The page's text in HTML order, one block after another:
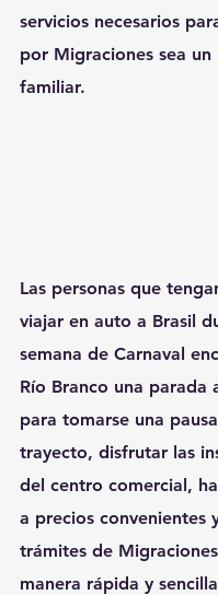
servicios necesarios
por Migraciones sea un
familiar.
Las personas que
viajar en auto a Brasil
semana de Carnaval
Río Branco una parada
para tomarse una
trayecto, disfrutar las
del centro comercial,
a precios convenientes
trámites de
manera rápida y